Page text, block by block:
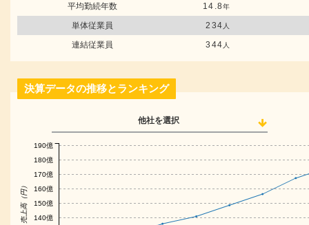
平均勤続年数 14.8年
単体従業員 234 人
連結従業員 344 人
決算データの推移とランキング
他社を選択
売上高（円） 140億
150億
160億
170億
180億
190億